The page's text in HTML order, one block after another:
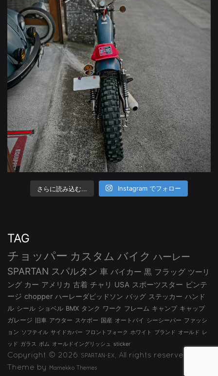
さらに読み込む... Instagram でフォロー
TAG
チョッパー カスタム バイク ハーレー
SPARTAN スパルタン 車 バイカー 黒 フラッグ ツーリ
ング カー アメリカ 古着 チャリ USA スポーツスター ビンテ
ージ chopper ハーレーダビッドソン バッグ ステッカー ハンド
ル シール ショベル BMX タンク ワーク フレーム キャンプ キャップ
ガレージ 旧車 アウター スケボー 国産 オートバイ シーシーバー ファッシ
ョン ソフテイル サイドカバー フロントフォーク ホワイト ブランド オールド レ
ッド ガラス ボム オールドイングリッシュ sticker
Copyright © 2026 SPARTAN-EX
, All rights reserved.
Theme by
Mamekko Themes